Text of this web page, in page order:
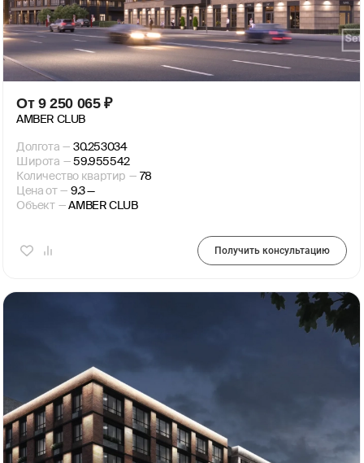
От 9 250 065 ₽
AMBER CLUB
Долгота — 30.253034
Широта — 59.955542
Количество квартир — 78
Цена от — 9.3 —
Объект — AMBER CLUB
Получить консультацию